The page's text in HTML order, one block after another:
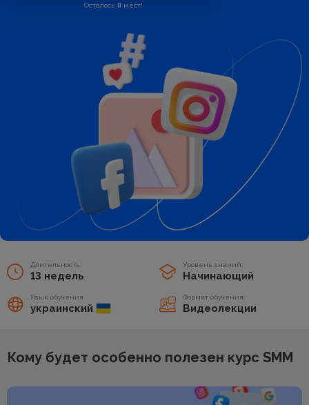
Осталось 8мест!
Длительность:
13 недель
Уровень знаний:
Начинающий
Язык обучения
украинский
Формат обучения:
Видеолекции
Кому будет особенно полезен курс SMM